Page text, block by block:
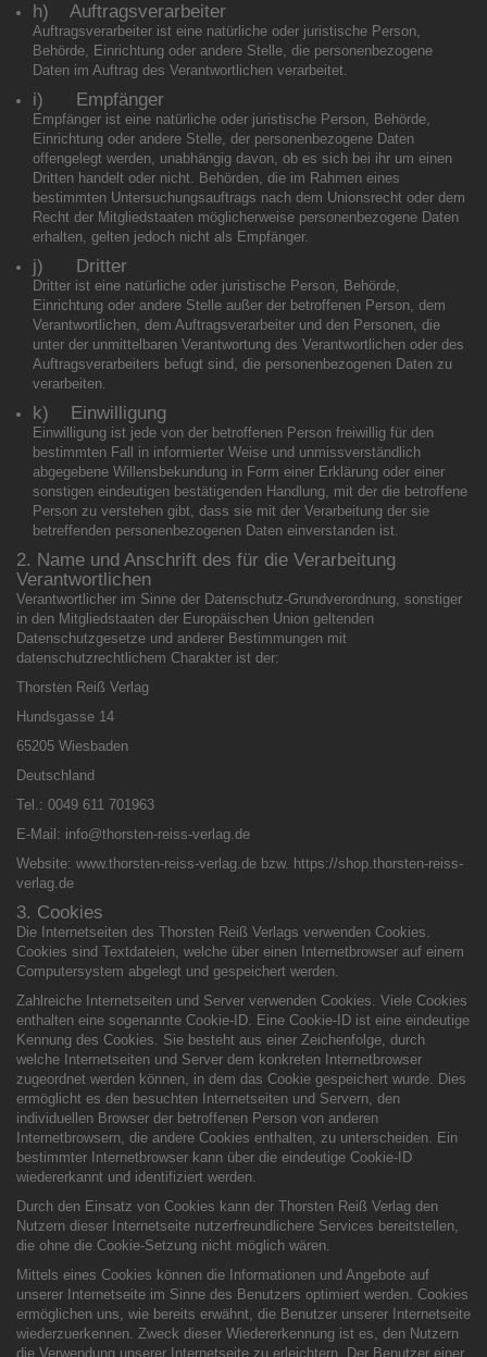
h) Auftragsverarbeiter
Auftragsverarbeiter ist eine natürliche oder juristische Person,
Behörde, Einrichtung oder andere Stelle, die personenbezogene
Daten im Auftrag des Verantwortlichen verarbeitet.
i) Empfänger
Empfänger ist eine natürliche oder juristische Person, Behörde,
Einrichtung oder andere Stelle, der personenbezogene Daten
offengelegt werden, unabhängig davon, ob es sich bei ihr um einen
Dritten handelt oder nicht. Behörden, die im Rahmen eines
bestimmten Untersuchungsauftrags nach dem Unionsrecht oder dem
Recht der Mitgliedstaaten möglicherweise personenbezogene Daten
erhalten, gelten jedoch nicht als Empfänger.
j) Dritter
Dritter ist eine natürliche oder juristische Person, Behörde,
Einrichtung oder andere Stelle außer der betroffenen Person, dem
Verantwortlichen, dem Auftragsverarbeiter und den Personen, die
unter der unmittelbaren Verantwortung des Verantwortlichen oder des
Auftragsverarbeiters befugt sind, die personenbezogenen Daten zu
verarbeiten.
k) Einwilligung
Einwilligung ist jede von der betroffenen Person freiwillig für den
bestimmten Fall in informierter Weise und unmissverständlich
abgegebene Willensbekundung in Form einer Erklärung oder einer
sonstigen eindeutigen bestätigenden Handlung, mit der die betroffene
Person zu verstehen gibt, dass sie mit der Verarbeitung der sie
betreffenden personenbezogenen Daten einverstanden ist.
2. Name und Anschrift des für die Verarbeitung
Verantwortlichen
Verantwortlicher im Sinne der Datenschutz-Grundverordnung, sonstiger
in den Mitgliedstaaten der Europäischen Union geltenden
Datenschutzgesetze und anderer Bestimmungen mit
datenschutzrechtlichem Charakter ist der:
Thorsten Reiß Verlag
Hundsgasse 14
65205 Wiesbaden
Deutschland
Tel.: 0049 611 701963
E-Mail: info@thorsten-reiss-verlag.de
Website: www.thorsten-reiss-verlag.de bzw. https://shop.thorsten-reiss-
verlag.de
3. Cookies
Die Internetseiten des Thorsten Reiß Verlags verwenden Cookies.
Cookies sind Textdateien, welche über einen Internetbrowser auf einem
Computersystem abgelegt und gespeichert werden.
Zahlreiche Internetseiten und Server verwenden Cookies. Viele Cookies
enthalten eine sogenannte Cookie-ID. Eine Cookie-ID ist eine eindeutige
Kennung des Cookies. Sie besteht aus einer Zeichenfolge, durch
welche Internetseiten und Server dem konkreten Internetbrowser
zugeordnet werden können, in dem das Cookie gespeichert wurde. Dies
ermöglicht es den besuchten Internetseiten und Servern, den
individuellen Browser der betroffenen Person von anderen
Internetbrowsern, die andere Cookies enthalten, zu unterscheiden. Ein
bestimmter Internetbrowser kann über die eindeutige Cookie-ID
wiedererkannt und identifiziert werden.
Durch den Einsatz von Cookies kann der Thorsten Reiß Verlag den
Nutzern dieser Internetseite nutzerfreundlichere Services bereitstellen,
die ohne die Cookie-Setzung nicht möglich wären.
Mittels eines Cookies können die Informationen und Angebote auf
unserer Internetseite im Sinne des Benutzers optimiert werden. Cookies
ermöglichen uns, wie bereits erwähnt, die Benutzer unserer Internetseite
wiederzuerkennen. Zweck dieser Wiedererkennung ist es, den Nutzern
die Verwendung unserer Internetseite zu erleichtern. Der Benutzer einer